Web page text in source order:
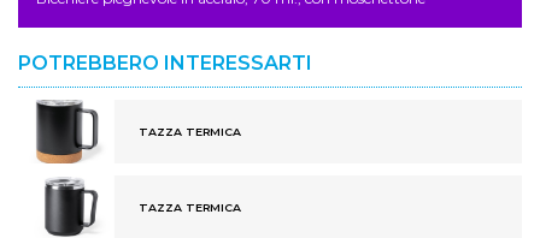
POTREBBERO INTERESSARTI
TAZZA TERMICA
TAZZA TERMICA